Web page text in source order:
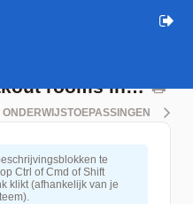
Can I work with breakout rooms in my virtual classroom?
ONDERWIJSTOEPASSINGEN
te
Ctrl of Cmd of Shift
klikt (afhankelijk van je